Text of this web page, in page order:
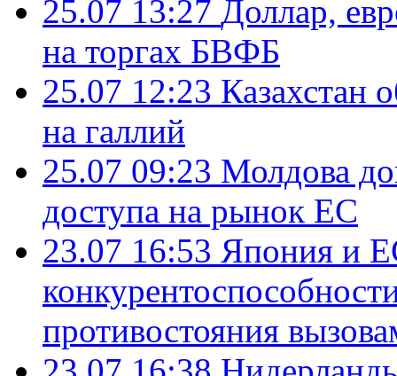
25.07 13:27 Доллар,
на торгах БВФБ
25.07 12:23 Казахстан
на галлий
25.07 09:23 Молдова
доступа на рынок ЕС
23.07 16:53 Япония и
противостояния